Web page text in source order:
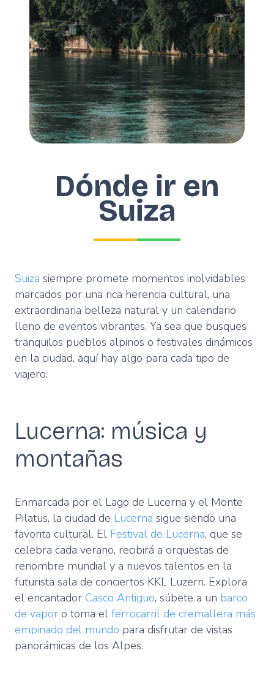
Dónde ir en
Suiza
Suiza siempre promete momentos inolvidables
marcados por una rica herencia cultural, una
extraordinaria belleza natural y un calendario
lleno de eventos vibrantes. Ya sea que busques
tranquilos pueblos alpinos o festivales dinámicos
en la ciudad, aquí hay algo para cada tipo de
viajero.
Lucerna: música y
montañas
Enmarcada por el Lago de Lucerna y el Monte
Pilatus, la ciudad de Lucerna sigue siendo una
favorita cultural. El Festival de Lucerna, que se
celebra cada verano, recibirá a orquestas de
renombre mundial y a nuevos talentos en la
futurista sala de conciertos KKL Luzern. Explora
el encantador Casco Antiguo, súbete a un barco
de vapor o toma el ferrocarril de cremallera más
empinado del mundo para disfrutar de vistas
panorámicas de los Alpes.